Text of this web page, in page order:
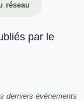
réseau
par le
derniers événements